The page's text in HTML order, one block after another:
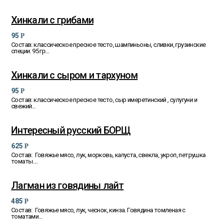
Хинкали с грибами
95 Р
Состав: классическое пресное тесто, шампиньоны, сливки, грузинские
специи. 95 гр...
Хинкали с сыром и тархуном
95 Р
Состав: классическое пресное тесто, сыр имеретинский , сулугуни и
свежий...
Интересный русский БОРЩ
625 Р
Состав: Говяжье мясо, лук, морковь, капуста, свекла, укроп, петрушка
томаты....
Лагман из говядины лайт
485 Р
Состав: Говяжье мясо, лук, чеснок, кинза. Говядина томленая с
томатами...